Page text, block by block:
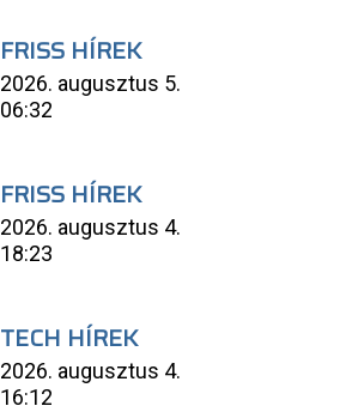
FRISS HÍREK
2026. augusztus 5.
06:32
FRISS HÍREK
2026. augusztus 4.
18:23
TECH HÍREK
2026. augusztus 4.
16:12